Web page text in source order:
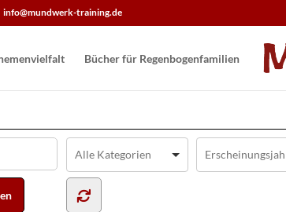
info@mundwerk-training.de
Bücher für Regen­bogen­familien